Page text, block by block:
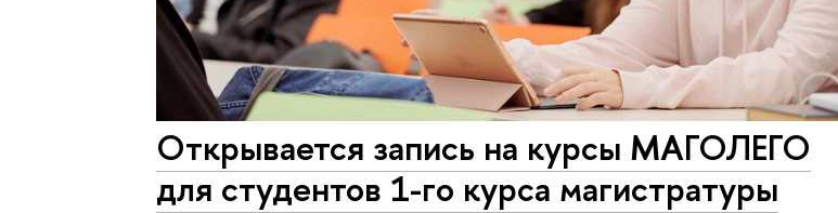
Открывается запись на курсы МАГОЛЕГО
для студентов 1-го курса магистратуры